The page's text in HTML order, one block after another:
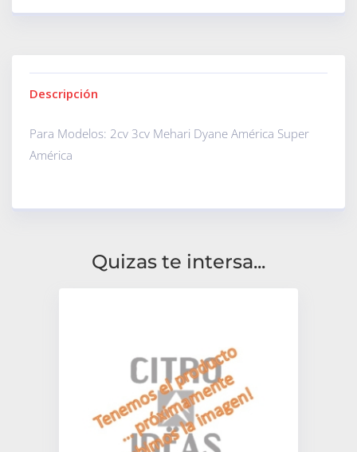
Descripción
Para Modelos: 2cv 3cv Mehari Dyane América Super
América
Quizas te intersa...